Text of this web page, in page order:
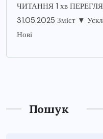
ЧИТАННЯ 1 хв
31.05.2025 Зміст ▼
Нові
Пошук